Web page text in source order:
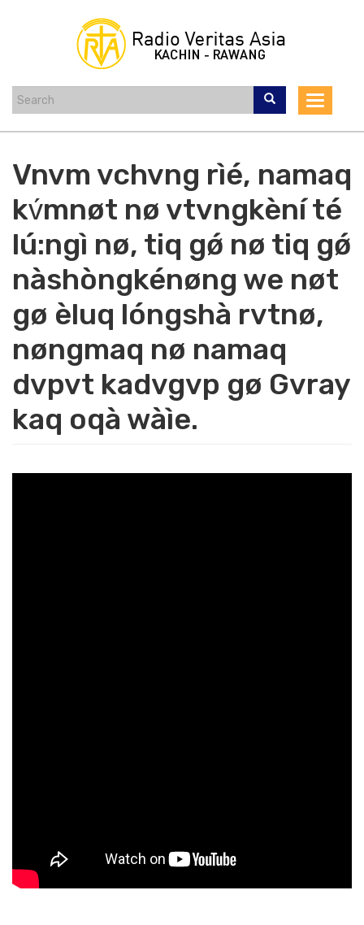
Toggle
Vnvm vchvng rìé, namaq
kv́mnøt nø vtvngkèní té
lú:ngì nø, tiq gǿ nø tiq gǿ
nàshòngkénøng we nøt
gø èluq lóngshà rvtnø,
nøngmaq nø namaq
dvpvt kadvgvp gø Gvray
kaq oqà wàìe.